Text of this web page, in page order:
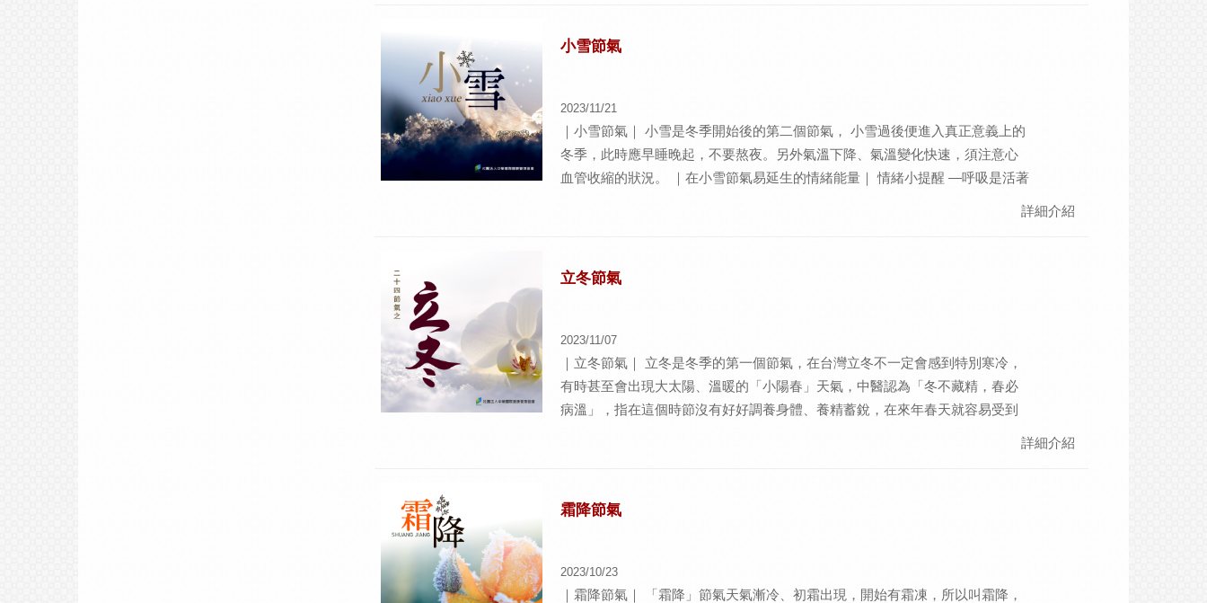
發心腦血管梗塞等問題。 4.運用三九貼 三九是一年當中最寒冷的時節，因此更
氣裡水凝結冰的狀態，萬物静止、停滯，容易認知是自己不好而無法自我療
傷，在自卑感和渴望透過討好別人來得到認同。
小雪節氣
2023/11/21
｜小雪節氣｜ 小雪是冬季開始後的第二個節氣， 小雪過後便進入真正意義上的
冬季，此時應早睡晚起，不要熬夜。另外氣溫下降、氣溫變化快速，須注意心
血管收縮的狀況。 ｜在小雪節氣易延生的情緒能量｜ 情緒小提醒 ―呼吸是活著
為主的方向進行調整，而非依賴薬物或食物的前提使用，可喝一杯茉莉蜜茶、
詳細介紹
立冬節氣
2023/11/07
｜立冬節氣｜ 立冬是冬季的第一個節氣，在台灣立冬不一定會感到特別寒冷，
有時甚至會出現大太陽、溫暖的「小陽春」天氣，中醫認為「冬不藏精，春必
病溫」，指在這個時節沒有好好調養身體、養精蓄銳，在來年春天就容易受到
明顯，氣的斂藏較容易反應在情緒的變化，身體的財富是腎精，腎精藏而不
志課題，需要眾人支持而自我價值、求認同求支持。
詳細介紹
霜降節氣
2023/10/23
｜霜降節氣｜ 「霜降」節氣天氣漸冷、初霜出現，開始有霜凍，所以叫霜降，